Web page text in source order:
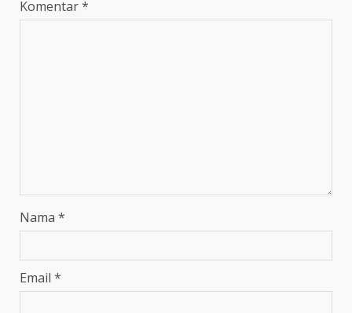
Komentar*
Nama *
Email *